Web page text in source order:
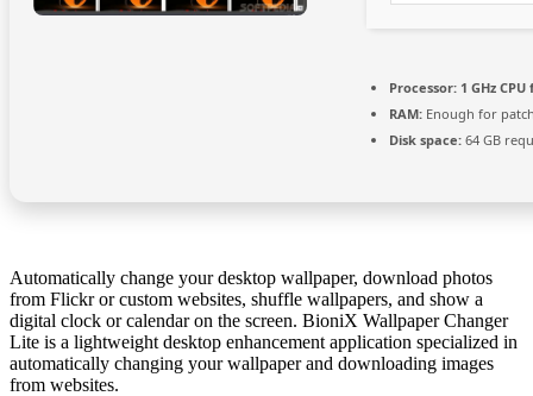
Processor: 1 GHz
RAM: Enough for
Disk space: 64 GB
Automatically change your desktop wallpaper, download photos
from Flickr or custom websites, shuffle wallpapers, and show a
digital clock or calendar on the screen. BioniX Wallpaper Changer
Lite is a lightweight desktop enhancement application specialized in
automatically changing your wallpaper and downloading images
from websites.